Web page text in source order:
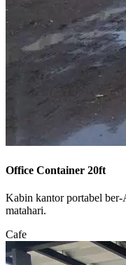
Office Container 20ft
Kabin kantor portabel ber-
matahari.
Cafe